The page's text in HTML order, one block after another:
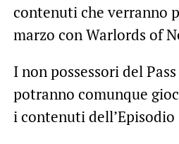
contenuti che verranno
marzo con Warlords of
I non possessori del
potranno comunque
i contenuti dell’Episodio